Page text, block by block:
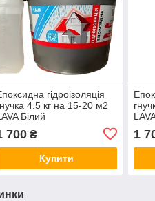
гідроізоляція
4.5 кг на 15-20 м2
Білий
700₴
Купити
1